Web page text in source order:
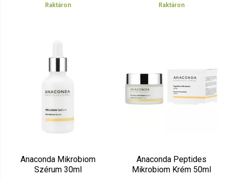
Raktáron Raktáron
Anaconda Mikrobiom
Szérum 30ml
Anaconda Peptides
Mikrobiom Krém 50ml